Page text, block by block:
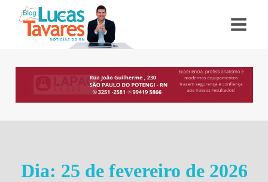
Dia: 25 de fevereiro de 2026